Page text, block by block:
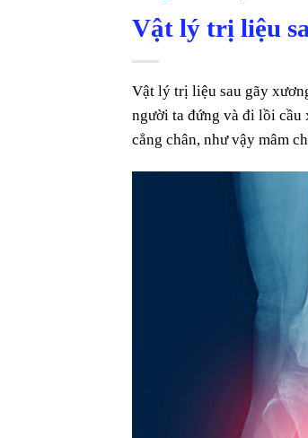
Vật lý trị liệu
Vật lý trị liệu sau gãy
người ta đứng và đi lồi cầu
cẳng chân, như vậy mâm